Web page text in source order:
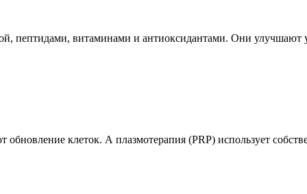
пептидами, витаминами и антиоксидантами. Они
клеток. А плазмотерапия (PRP) использует